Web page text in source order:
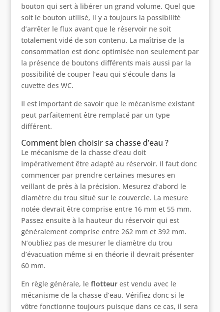
bouton qui sert à libérer un grand volume. Quel que
soit le bouton utilisé, il y a toujours la possibilité
d’arrêter le flux avant que le réservoir ne soit
totalement vidé de son contenu. La maîtrise de la
consommation est donc optimisée non seulement par
la présence de boutons différents mais aussi par la
possibilité de couper l’eau qui s’écoule dans la
cuvette des WC.
Il est important de savoir que le mécanisme existant
peut parfaitement être remplacé par un type
différent.
Comment bien choisir sa chasse d’eau ?
Le mécanisme de la chasse d’eau doit
impérativement être adapté au réservoir. Il faut donc
commencer par prendre certaines mesures en
veillant de près à la précision. Mesurez d’abord le
diamètre du trou situé sur le couvercle. La mesure
notée devrait être comprise entre 16 mm et 55 mm.
Passez ensuite à la hauteur du réservoir qui est
généralement comprise entre 262 mm et 392 mm.
N’oubliez pas de mesurer le diamètre du trou
d’évacuation même si en théorie il devrait présenter
60 mm.
En règle générale, leflotteurest vendu avec le
mécanisme de la chasse d’eau. Vérifiez donc si le
vôtre fonctionne toujours puisque dans ce cas, il sera